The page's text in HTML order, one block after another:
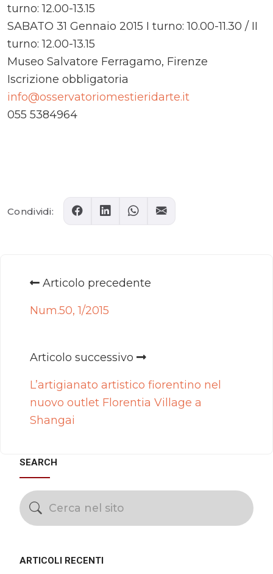
turno: 12.00-13.15
SABATO 31 Gennaio 2015 I turno: 10.00-11.30 / II
turno: 12.00-13.15
Museo Salvatore Ferragamo, Firenze
Iscrizione obbligatoria
info@osservatoriomestieridarte.it
055 5384964
Condividi:
Articolo precedente
Num.50, 1/2015
Articolo successivo
L’artigianato artistico fiorentino nel
nuovo outlet Florentia Village a
Shangai
SEARCH
ARTICOLI RECENTI